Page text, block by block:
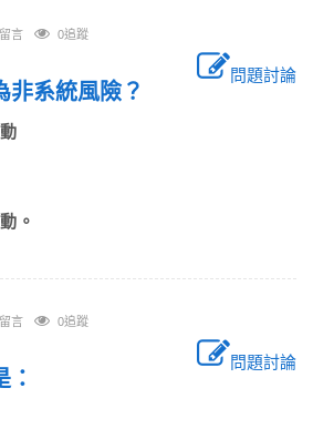
言 0追蹤
問題討論
非系統風險？
動
。
言 0追蹤
問題討論
：